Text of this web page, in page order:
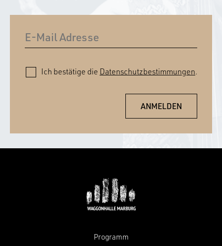
Ich bestätige die Datenschutzbestimmungen.
Programm